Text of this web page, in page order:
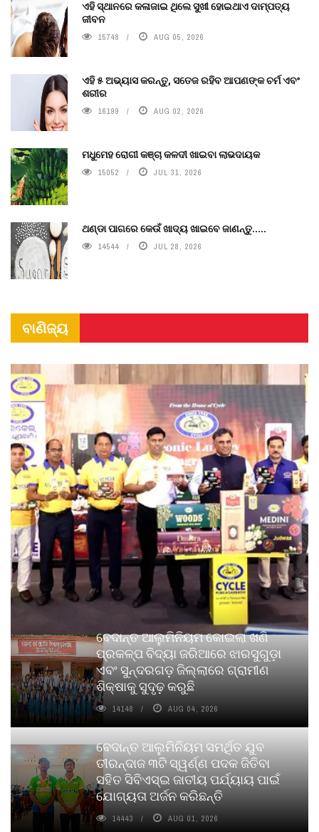
ଏହି ସ୍ଥାନରେ କଳାଜାଇ ଥିଲେ ସୁଖୀ ହୋଇଥାଏ ଦାମ୍ପତ୍ୟ
ଜୀବନ
15748 AUG 05, 2026
ଏହି ୫ ଅଭ୍ୟାସ କରନ୍ତୁ, ସତେଜ ରହିବ ଆପଣଙ୍କ ଚର୍ମ ଏବଂ
ଶରୀର
16199 AUG 02, 2026
ମଧୁମେହ ରୋଗୀ କଞ୍ଚା କଳଦୀ ଖାଇବା ଲାଭଦାୟକ
15052 JUL 31, 2026
ଥଣ୍ଡା ପାଗରେ କେଉଁ ଖାଦ୍ୟ ଖାଇବେ ଜାଣନ୍ତୁ.....
14544 JUL 28, 2026
ବାଣିଜ୍ୟ
ବେଦାନ୍ତ ଆଲୁମିନିୟମ କୋଇଲା ଖଣି
ପ୍ରକଳ୍ପ ବିଦ୍ୟା ଜରିଆରେ ଝାରସୁଗୁଡ଼ା
ଏବଂ ସୁନ୍ଦରଗଡ଼ ଜିଲ୍ଲାରେ ଗ୍ରାମୀଣ
ଶିକ୍ଷାକୁ ସୁଦୃଢ଼ କରୁଛି
14148 AUG 04, 2026
ବେଦାନ୍ତ ଆଲୁମିନିୟମ ସମର୍ଥିତ ଯୁବ
ତୀରନ୍ଦାଜ ୩ଟି ସ୍ୱର୍ଣ୍ଣ ପଦକ ଜିତିବା
ସହିତ ସିବିଏସ୍ଇ ଜାତୀୟ ପର୍ଯ୍ୟାୟ ପାଇଁ
ଯୋଗ୍ୟତା ଅର୍ଜନ କରିଛନ୍ତି
14443 AUG 01, 2026